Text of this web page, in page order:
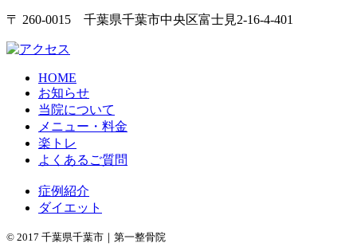
〒 260-0015 千葉県千葉市中央区富士見2-16-4-401
HOME
お知らせ
当院について
メニュー・料金
楽トレ
よくあるご質問
症例紹介
ダイエット
© 2017 千葉県千葉市｜第一整骨院